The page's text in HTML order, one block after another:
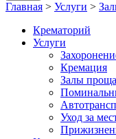
Вы здесь
Главная > Услуги >
Крематорий
Услуги
Кремация
Залы
Уход за